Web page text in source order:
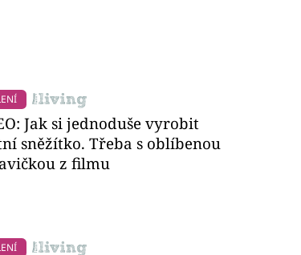
Jak si jednoduše vyrobit
sněžítko. Třeba s oblíbenou
z filmu